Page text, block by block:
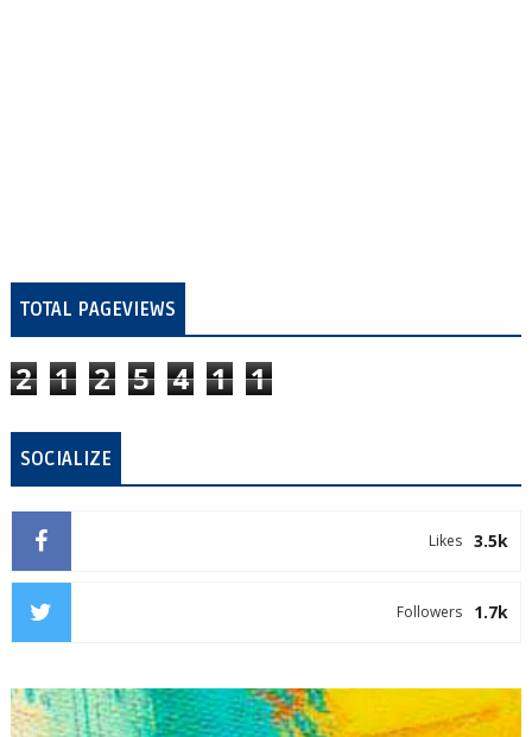
TOTAL PAGEVIEWS
2 1 2 5 4 1 1
SOCIALIZE
3.5k
Likes
1.7k
Followers